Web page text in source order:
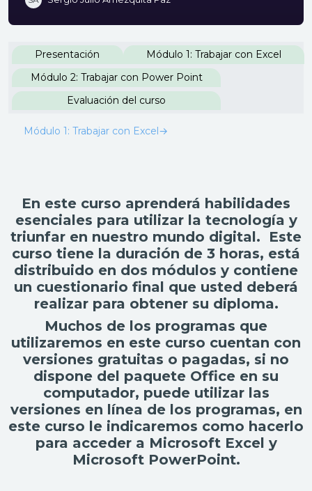
Perfilado de sección
Presentación
Módulo 1: Trabajar con Excel
Módulo 2: Trabajar con Power Point
Evaluación del curso
→
Módulo 1: Trabajar con Excel
En este curso aprenderá habilidades
esenciales para utilizar la tecnología y
triunfar en nuestro mundo digital. Este
curso tiene la duración de 3 horas, está
distribuido en dos módulos y contiene
un cuestionario final que usted deberá
realizar para obtener su diploma.
Muchos de los programas que
utilizaremos en este curso cuentan con
versiones gratuitas o pagadas, si no
dispone del paquete Office en su
computador, puede utilizar las
versiones en línea de los programas, en
este curso le indicaremos como hacerlo
para acceder a Microsoft Excel y
Microsoft PowerPoint.